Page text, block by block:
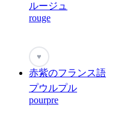
ルージュ
rouge
♥
赤紫のフランス語
プウルプル
pourpre